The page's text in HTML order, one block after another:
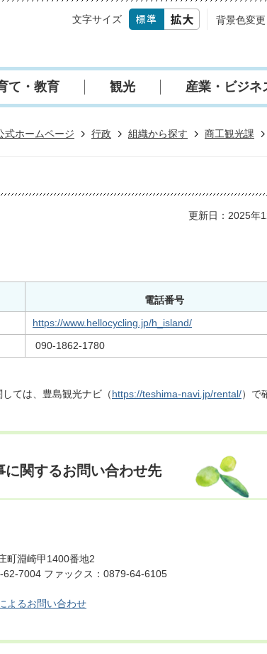
文字サイズ 背景色変更
て・教育 観光 産業・ビジネ
式ホームページ 行政 組織から探す 商工観光課
更新日：2025年
電話番号
https://www.hellocycling.jp/h_island/
090-1862-1780
ては、豊島観光ナビ（https://teshima-navi.jp/rental/）で
に関するお問い合わせ先
町淵崎甲1400番地2
62-7004 ファックス：0879-64-6105
よるお問い合わせ